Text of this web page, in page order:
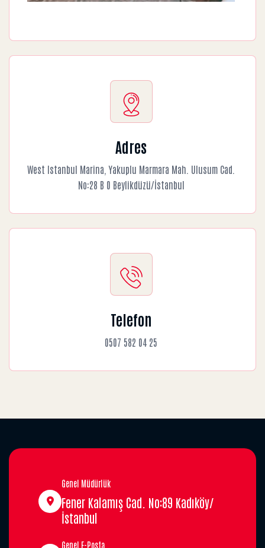
Adres
West Istanbul Marina, Yakuplu Marmara Mah. Ulusum Cad.
No:28 B 0 Beylikdüzü/İstanbul
Telefon
0507 582 04 25
Genel Müdürlük
Fener Kalamış Cad. No:89 Kadıköy/
İstanbul
Genel E-Posta